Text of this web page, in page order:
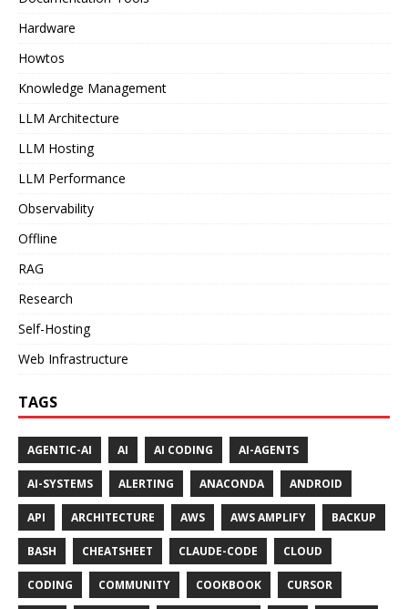
Hardware
Howtos
Knowledge Management
LLM Architecture
LLM Hosting
LLM Performance
Observability
Offline
RAG
Research
Self-Hosting
Web Infrastructure
TAGS
AGENTIC-AI AI AI CODING AI-AGENTS
AI-SYSTEMS ALERTING ANACONDA ANDROID
API ARCHITECTURE AWS AWS AMPLIFY BACKUP
BASH CHEATSHEET CLAUDE-CODE CLOUD
CODING COMMUNITY COOKBOOK CURSOR